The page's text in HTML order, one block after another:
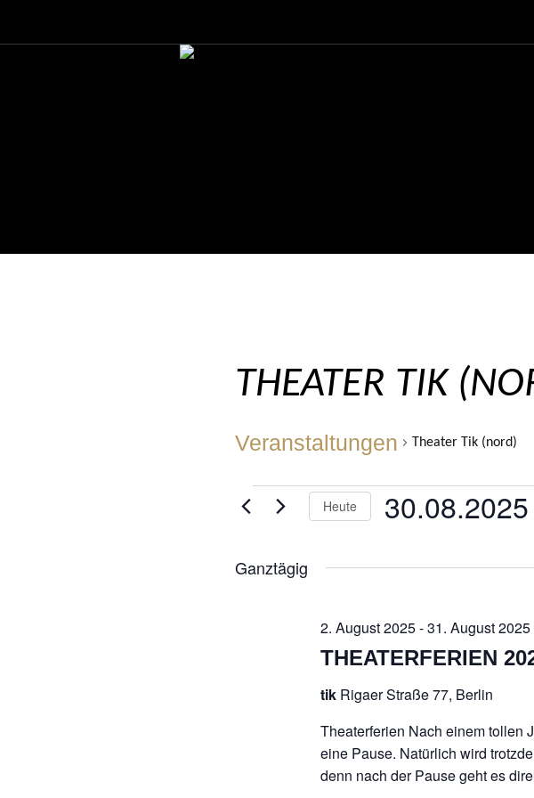
THEATER TIK
Veranstaltungen Theater Tik (nord)
30.
Heute 30.08.2025
wählen.
Ganztägig
THEATERFERIEN
2. August 2025-31. August 2025
tik Rigaer Straße 77, Berlin
Theaterferien Nach einem tollen
eine Pause. Natürlich wird
denn nach der Pause geht es